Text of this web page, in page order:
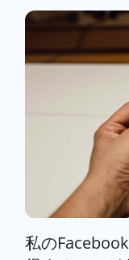
私の